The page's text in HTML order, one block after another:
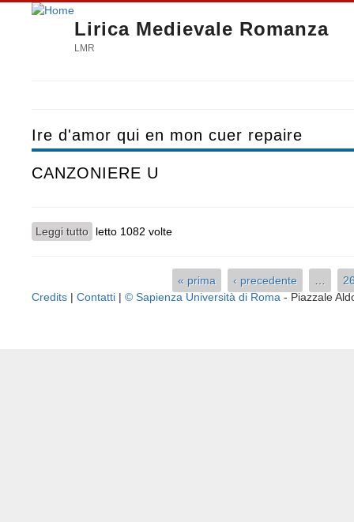
Lirica Medievale Romanza
LMR
Ire d'amor qui en mon cuer repaire
CANZONIERE U
Leggi tutto su CANZONIERE U
letto 1082 volte
Pagine
« prima ‹ precedente
Credits | Contatti | © Sapienza Università di Roma- Piazzale